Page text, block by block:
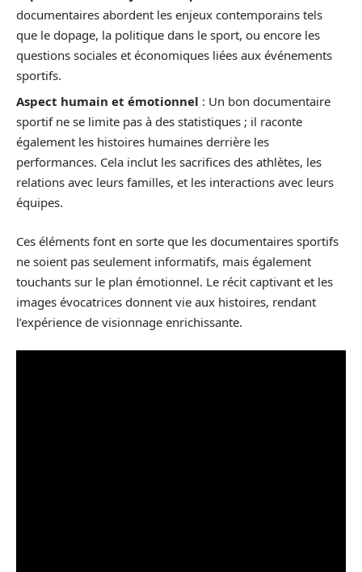
documentaires abordent les enjeux contemporains tels
que le dopage, la politique dans le sport, ou encore les
questions sociales et économiques liées aux événements
sportifs.
Aspect humain et émotionnel : Un bon documentaire
sportif ne se limite pas à des statistiques ; il raconte
également les histoires humaines derrière les
performances. Cela inclut les sacrifices des athlètes, les
relations avec leurs familles, et les interactions avec leurs
équipes.
Ces éléments font en sorte que les documentaires sportifs
ne soient pas seulement informatifs, mais également
touchants sur le plan émotionnel. Le récit captivant et les
images évocatrices donnent vie aux histoires, rendant
l’expérience de visionnage enrichissante.